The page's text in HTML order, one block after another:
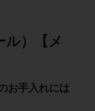
）【メ
お手入れには